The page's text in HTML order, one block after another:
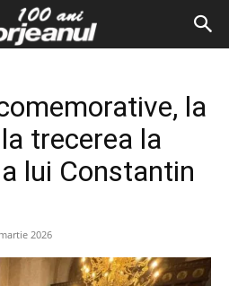
la
trecerea la
lui Constantin
2026